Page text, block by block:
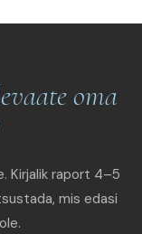
oma
Kirjalik raport 4–5
mis edasi